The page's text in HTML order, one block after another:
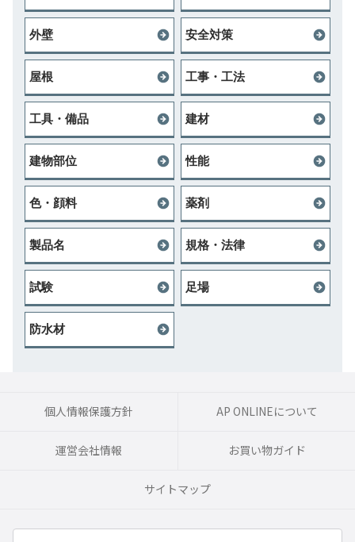
外壁 安全対策
屋根 工事・工法
工具・備品 建材
建物部位 性能
色・顔料 薬剤
製品名 規格・法律
試験 足場
防水材
個人情報保護方針 AP ONLINEについて
運営会社情報 お買い物ガイド
サイトマップ